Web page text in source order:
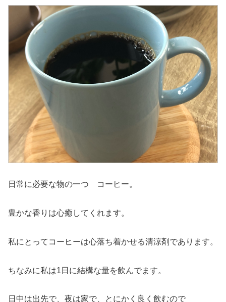
日常に必要な物の一つ コーヒー。
豊かな香りは心癒してくれます。
私にとってコーヒーは心落ち着かせる清涼剤であります。
ちなみに私は1日に結構な量を飲んでます。
日中は出先で、夜は家で、とにかく良く飲むので